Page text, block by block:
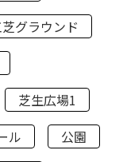
グラウンド
芝生広場1
ル
公園